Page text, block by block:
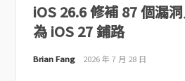
iOS 26.6 修補 87 個漏
為 iOS 27 鋪路
Brian Fang 2026 年 7 月 28 日